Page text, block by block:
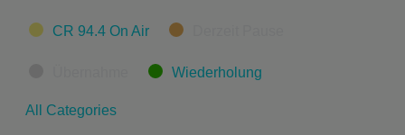
CR 94.4 On Air
Wiederholung
All Categories